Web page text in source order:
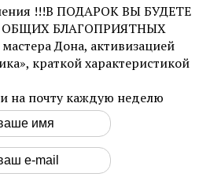
!!!В ПОДАРОК ВЫ БУДЕТЕ
ОБЩИХ БЛАГОПРИЯТНЫХ
Дона, активизацией
краткой характеристикой
на почту каждую неделю